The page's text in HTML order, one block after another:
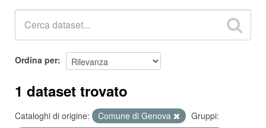
Ordina per
1 dataset trovato
Cataloghi di origine: Comune di Genova
Gruppi: